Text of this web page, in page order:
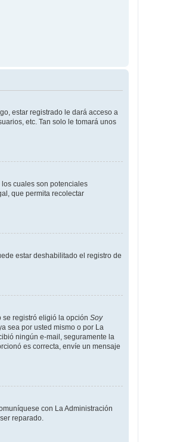
estar registrado le dará acceso a
etc. Tan solo le tomará unos
cuales son potenciales
que permita recolectar
estar deshabilitado el registro de
se registró eligió la opción Soy
sea por usted mismo o por La
ningún e-mail, seguramente la
es correcta, envíe un mensaje
con La Administración
reparado.